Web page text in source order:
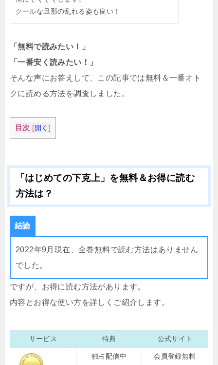
クールな旦那の乱れる姿も良い！
「無料で読みたい！」
「一番安く読みたい！」
そんな声にお答えして、この記事では無料＆一番オト
クに読める方法を調査しました。
目次 [開く ]
「はじめての下克上」を無料＆お得に読む
方法は？
結論
2022年9月現在、全巻無料で読む方法はありません
でした。
ですが、お得に読む方法があります。
内容とお得な使い方を詳しくご紹介します。
サービス 特典 公式サイト
独占配信中 会員登録無料